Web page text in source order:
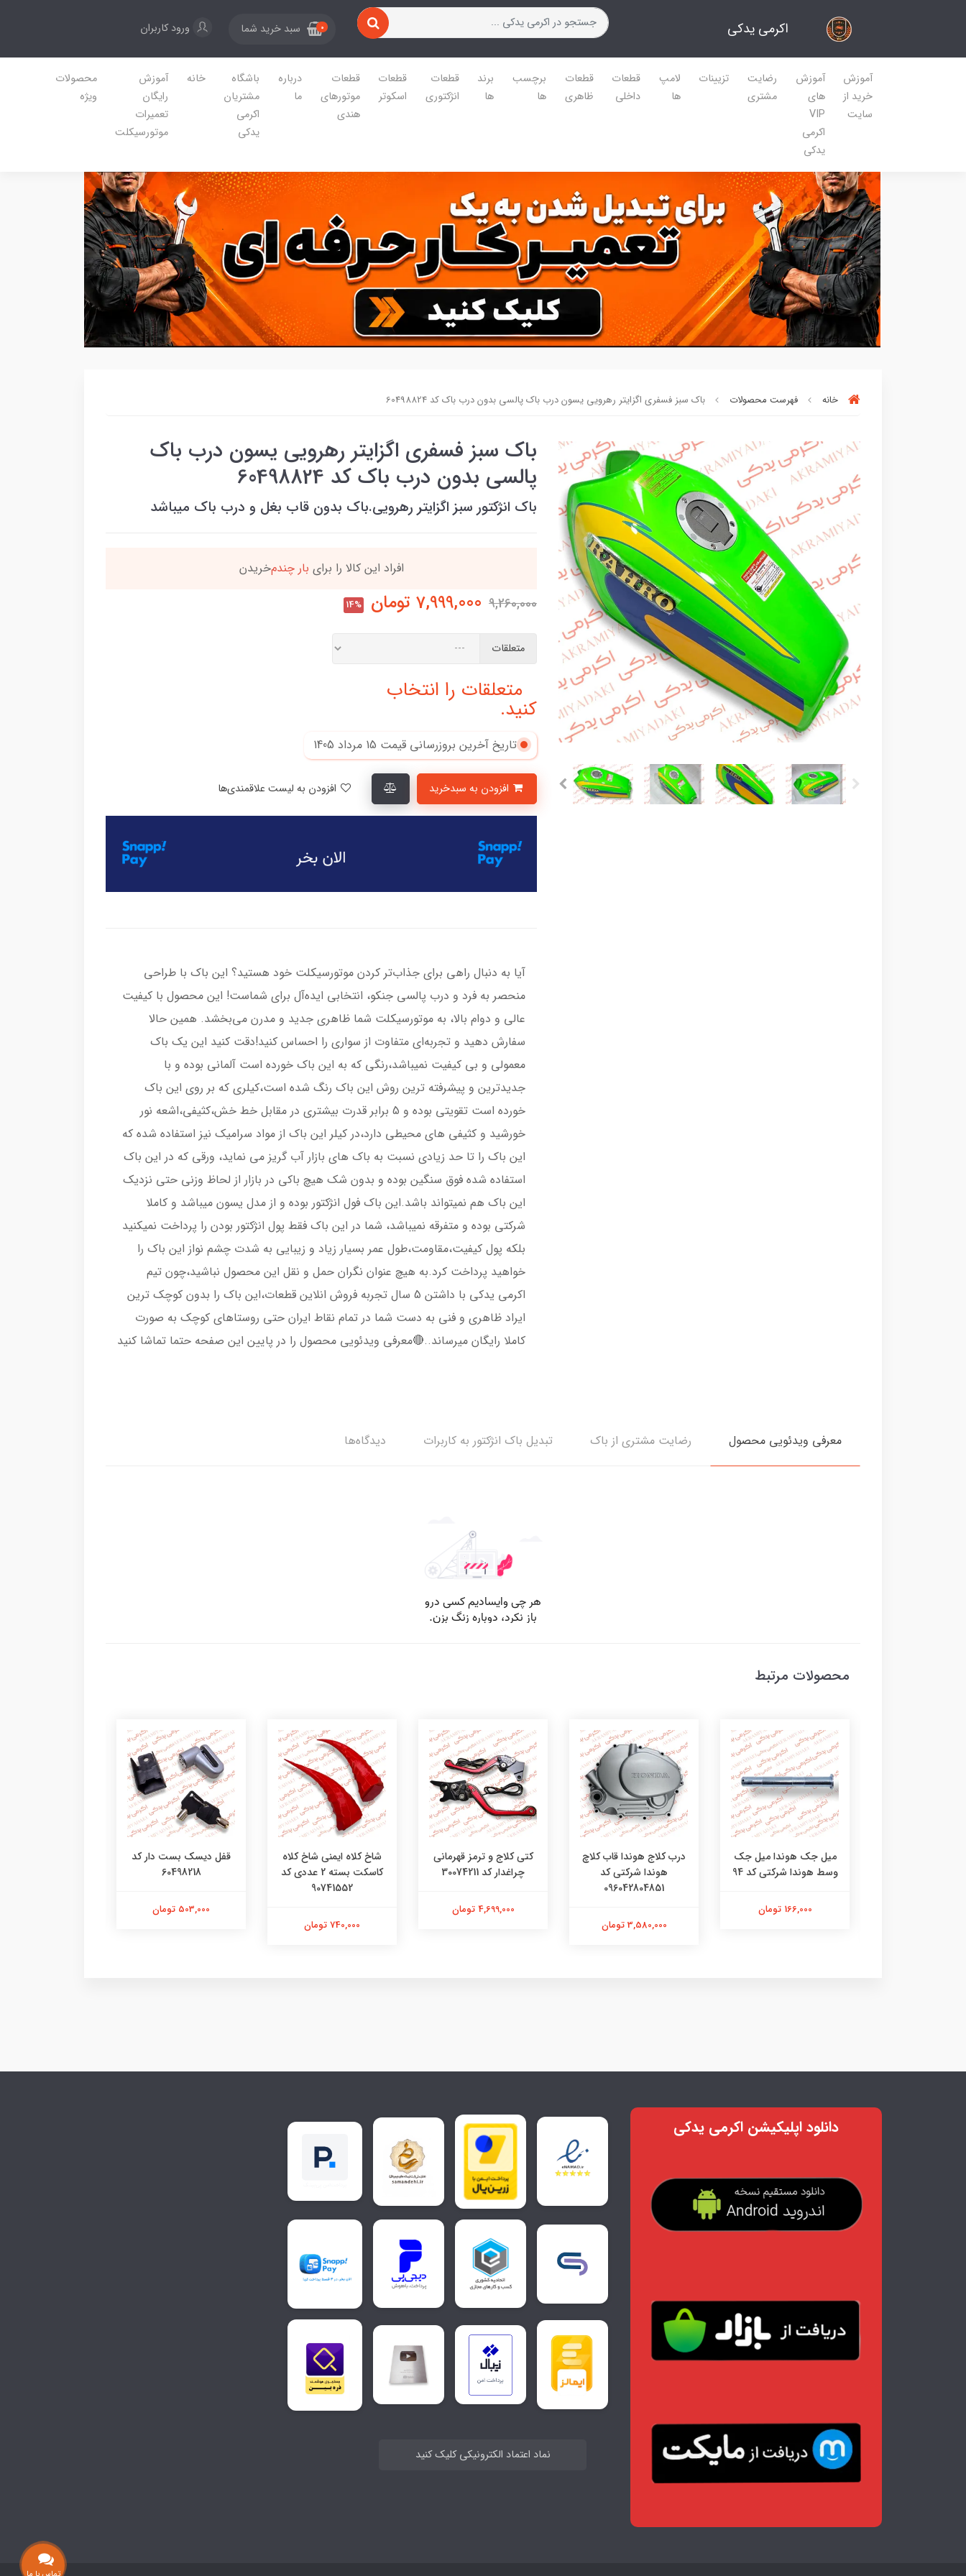
اکرمی یدکی 0 سبد خرید شما ورود کاربران
آموزش
خرید از
سایت
آموزش
های
VIP
اکرمی
یدکی
رضایت
مشتری
تزیینات
لامپ
ها
قطعات
داخلی
قطعات
ظاهری
برچسب
ها
برند
ها
قطعات
انژکتوری
قطعات
اسکوتر
قطعات
موتورهای
هندی
درباره
ما
باشگاه
مشتریان
اکرمی
یدکی
خانه
آموزش
رایگان
تعمیرات
موتورسیکلت
محصولات
ویژه
خانه فهرست محصولات باک سبز فسفری اگزایتر رهرویی یسون درب باک پالسی بدون درب باک کد 60498824
باک سبز فسفری اگزایتر رهرویی یسون درب باک
پالسی بدون درب باک کد 60498824
باک انژکتور سبز اگزایتر رهرویی.باک بدون قاب بغل و درب باک میباشد
افراد‌ این کالا را برای بار چندم‌خریدن 90٪ خریداران ،از این محصول راضی بودن
9,260,000
7,999,000 تومان 14%
متعلقات
متعلقات را انتخاب
کنید.
تاریخ آخرین بروزرسانی قیمت 15 مرداد 1405
آیا به دنبال راهی برای جذاب‌تر کردن موتورسیکلت خود هستید؟ این باک با طراحی
منحصر به فرد و درب پالسی جنکو، انتخابی ایده‌آل برای شماست! این محصول با کیفیت
عالی و دوام بالا، به موتورسیکلت شما ظاهری جدید و مدرن می‌بخشد. همین حالا
سفارش دهید و تجربه‌ای متفاوت از سواری را احساس کنید!دقت کنید این یک باک
معمولی و بی کیفیت نمیباشد،رنگی که به این باک خورده است آلمانی بوده و با
جدیدترین و پیشرفته ترین روش این باک رنگ شده است،کیلری که بر روی این باک
خورده است تقویتی بوده و 5 برابر قدرت بیشتری در مقابل خط خش،کثیفی،اشعه نور
خورشید و کثیفی های محیطی دارد،در کیلر این باک از مواد سرامیک نیز استفاده شده که
این باک را تا حد زیادی نسبت به باک های بازار آب گریز می نماید، ورقی که در این باک
استفاده شده فوق سنگین بوده و بدون شک هیچ باکی در بازار از لحاظ وزنی حتی نزدیک
این باک هم نمیتواند باشد.این باک فول انژکتور بوده و از مدل یسون میباشد و کاملا
شرکتی بوده و متفرقه نمیباشد، شما در این باک فقط پول انژکتور بودن را پرداخت نمیکنید
بلکه پول کیفیت،مقاومت،طول عمر بسیار زیاد و زیبایی به شدت چشم نواز این باک را
خواهید پرداخت کرد.به هیچ عنوان نگران حمل و نقل این محصول نباشید،چون تیم
اکرمی یدکی با داشتن 5 سال تجربه فروش انلاین قطعات،این باک را بدون کوچک ترین
ایراد ظاهری و فنی به دست شما در تمام نقاط ایران حتی روستاهای کوچک به صورت
کاملا رایگان میرساند..🔴معرفی ویدئویی محصول را در پایین این صفحه حتما تماشا کنید
معرفی ویدئویی محصول رضایت مشتری از باک تبدیل باک انژکتور به کاربرات دیدگاه‌ها
محصولات مرتبط
میل جک هوندا میل جک
وسط هوندا شرکتی کد 94
166,000 تومان
درب کلاج هوندا قاب کلاچ
هوندا شرکتی کد
096042804851
3,580,000 تومان
کتی کلاج و ترمز قهرمانی
چراغدار کد 30074211
4,699,000 تومان
شاخ کلاه ایمنی شاخ کلاه
کاسکت بسته 2 عددی کد
90741552
740,000 تومان
قفل دیسک بست دار کد
60498218
503,000 تومان
دانلود اپلیکیشن اکرمی یدکی
نماد اعتماد الکترونیکی کلیک کنید